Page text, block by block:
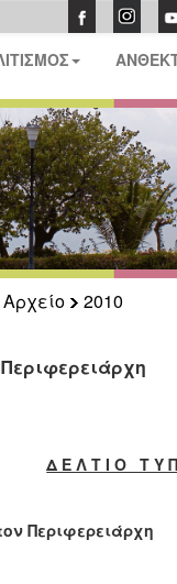
Αρχείο
2010
Δ Ε Λ Τ Ι Ο Τ Υ
Περιφερειάρχη